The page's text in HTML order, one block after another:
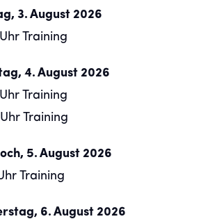
3. August 2026
Training
4. August 2026
Training
Training
5. August 2026
Training
6. August 2026